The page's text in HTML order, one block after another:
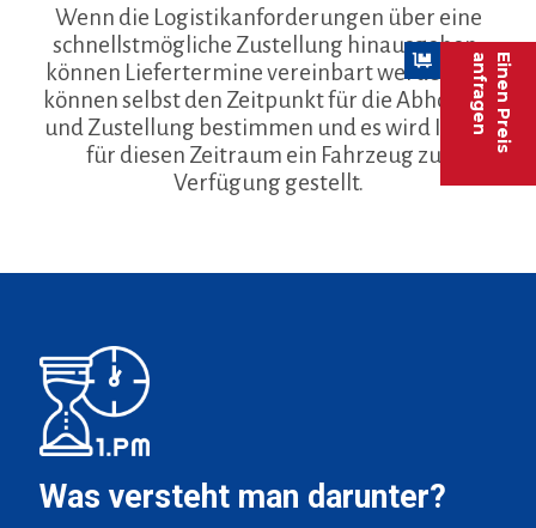
Einen Preis
anfragen
Wenn die Logistikanforderungen über eine
schnellstmögliche Zustellung hinausgehen,
können Liefertermine vereinbart werden: Sie
können selbst den Zeitpunkt für die Abholung
und Zustellung bestimmen und es wird Ihnen
für diesen Zeitraum ein Fahrzeug zur
Verfügung gestellt.
Was versteht man darunter?